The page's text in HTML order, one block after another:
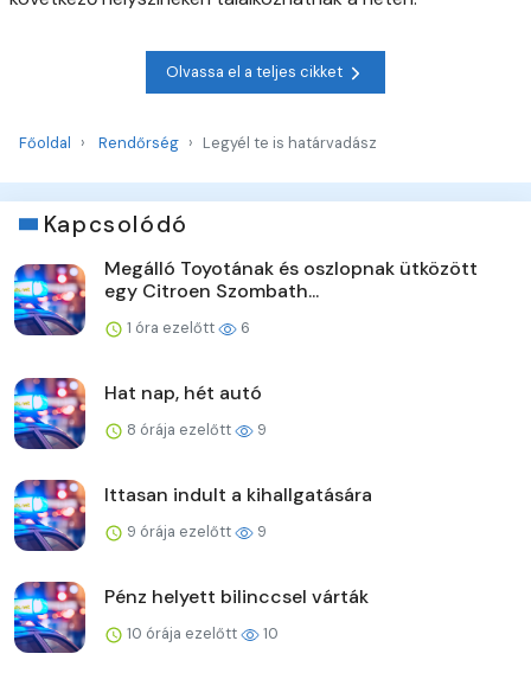
Olvassa el a teljes cikket
Főoldal Rendőrség Legyél te is határvadász
Kapcsolódó
Megálló Toyotának és oszlopnak ütközött
egy Citroen Szombath...
1 óra ezelőtt 6
Hat nap, hét autó
8 órája ezelőtt 9
Ittasan indult a kihallgatására
9 órája ezelőtt 9
Pénz helyett bilinccsel várták
10 órája ezelőtt 10